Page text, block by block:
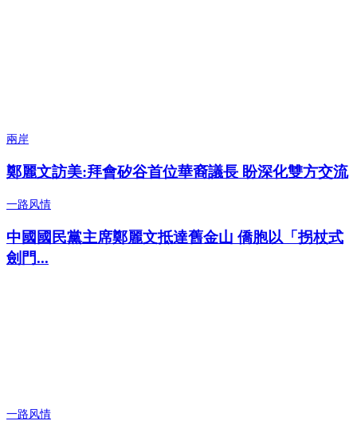
兩岸
鄭麗文訪美:拜會矽谷首位華裔議長 盼深化雙方交流
一路风情
中國國民黨主席鄭麗文抵達舊金山 僑胞以「拐杖式
劍門...
一路风情